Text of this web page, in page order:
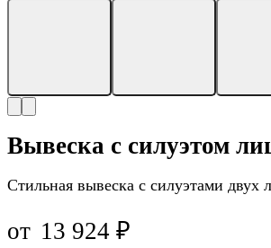
Вывеска с силуэтом
Стильная вывеска с силуэтами двух
от 13 924 ₽